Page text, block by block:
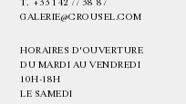
T. +33 1 42 77 38 87
GALERIE@CROUSEL.COM
HORAIRES D'OUVERTURE
DU MARDI AU VENDREDI
10H-18H
LE SAMEDI